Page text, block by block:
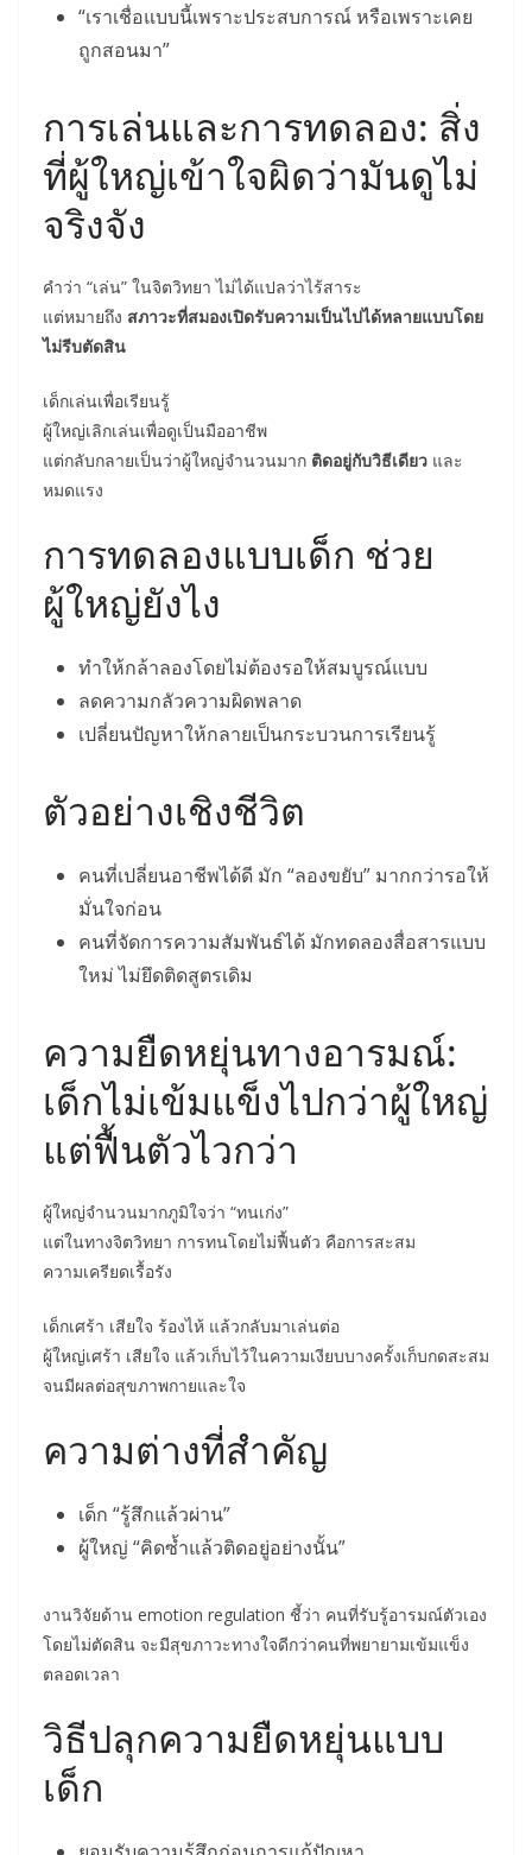
“เราเชื่อแบบนี้เพราะประสบการณ์ หรือเพราะเคย
ถูกสอนมา”
การเล่นและการทดลอง: สิ่ง
ที่ผู้ใหญ่เข้าใจผิดว่ามันดูไม่
จริงจัง
คำว่า “เล่น” ในจิตวิทยา ไม่ได้แปลว่าไร้สาระ
แต่หมายถึง สภาวะที่สมองเปิดรับความเป็นไปได้หลายแบบโดย
ไม่รีบตัดสิน
เด็กเล่นเพื่อเรียนรู้
ผู้ใหญ่เลิกเล่นเพื่อดูเป็นมืออาชีพ
แต่กลับกลายเป็นว่าผู้ใหญ่จำนวนมาก ติดอยู่กับวิธีเดียว และ
หมดแรง
การทดลองแบบเด็ก ช่วย
ผู้ใหญ่ยังไง
ทำให้กล้าลองโดยไม่ต้องรอให้สมบูรณ์แบบ
ลดความกลัวความผิดพลาด
เปลี่ยนปัญหาให้กลายเป็นกระบวนการเรียนรู้
ตัวอย่างเชิงชีวิต
คนที่เปลี่ยนอาชีพได้ดี มัก “ลองขยับ” มากกว่ารอให้
มั่นใจก่อน
คนที่จัดการความสัมพันธ์ได้ มักทดลองสื่อสารแบบ
ใหม่ ไม่ยึดติดสูตรเดิม
ความยืดหยุ่นทางอารมณ์:
เด็กไม่เข้มแข็งไปกว่าผู้ใหญ่
แต่ฟื้นตัวไวกว่า
ผู้ใหญ่จำนวนมากภูมิใจว่า “ทนเก่ง”
แต่ในทางจิตวิทยา การทนโดยไม่ฟื้นตัว คือการสะสม
ความเครียดเรื้อรัง
เด็กเศร้า เสียใจ ร้องไห้ แล้วกลับมาเล่นต่อ
ผู้ใหญ่เศร้า เสียใจ แล้วเก็บไว้ในความเงียบบางครั้งเก็บกดสะสม
จนมีผลต่อสุขภาพกายและใจ
ความต่างที่สำคัญ
เด็ก “รู้สึกแล้วผ่าน”
ผู้ใหญ่ “คิดซ้ำแล้วติดอยู่อย่างนั้น”
งานวิจัยด้าน emotion regulation ชี้ว่า คนที่รับรู้อารมณ์ตัวเอง
โดยไม่ตัดสิน จะมีสุขภาวะทางใจดีกว่าคนที่พยายามเข้มแข็ง
ตลอดเวลา
วิธีปลุกความยืดหยุ่นแบบ
เด็ก